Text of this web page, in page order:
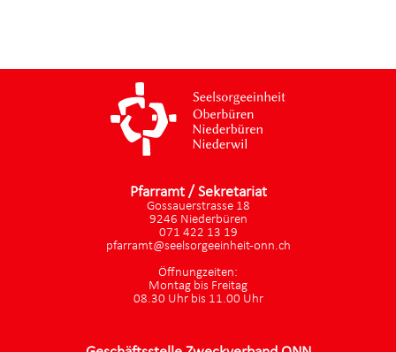
Pfarramt / Sekretariat
Gossauerstrasse 18
9246 Niederbüren
071 422 13 19
pfarramt@seelsorgeeinheit-onn.ch
Öffnungzeiten:
Montag bis Freitag
08.30 Uhr bis 11.00 Uhr